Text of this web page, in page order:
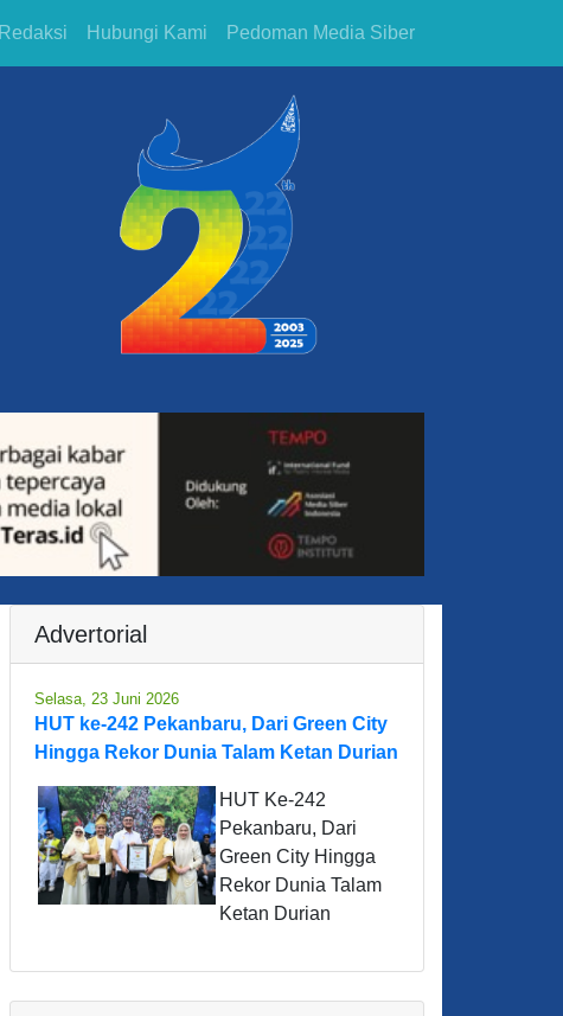
Redaksi Hubungi Kami Pedoman Media Siber
Advertorial
Selasa, 23 Juni 2026
HUT ke-242 Pekanbaru, Dari Green City
Hingga Rekor Dunia Talam Ketan Durian
HUT Ke-242
Pekanbaru, Dari
Green City Hingga
Rekor Dunia Talam
Ketan Durian